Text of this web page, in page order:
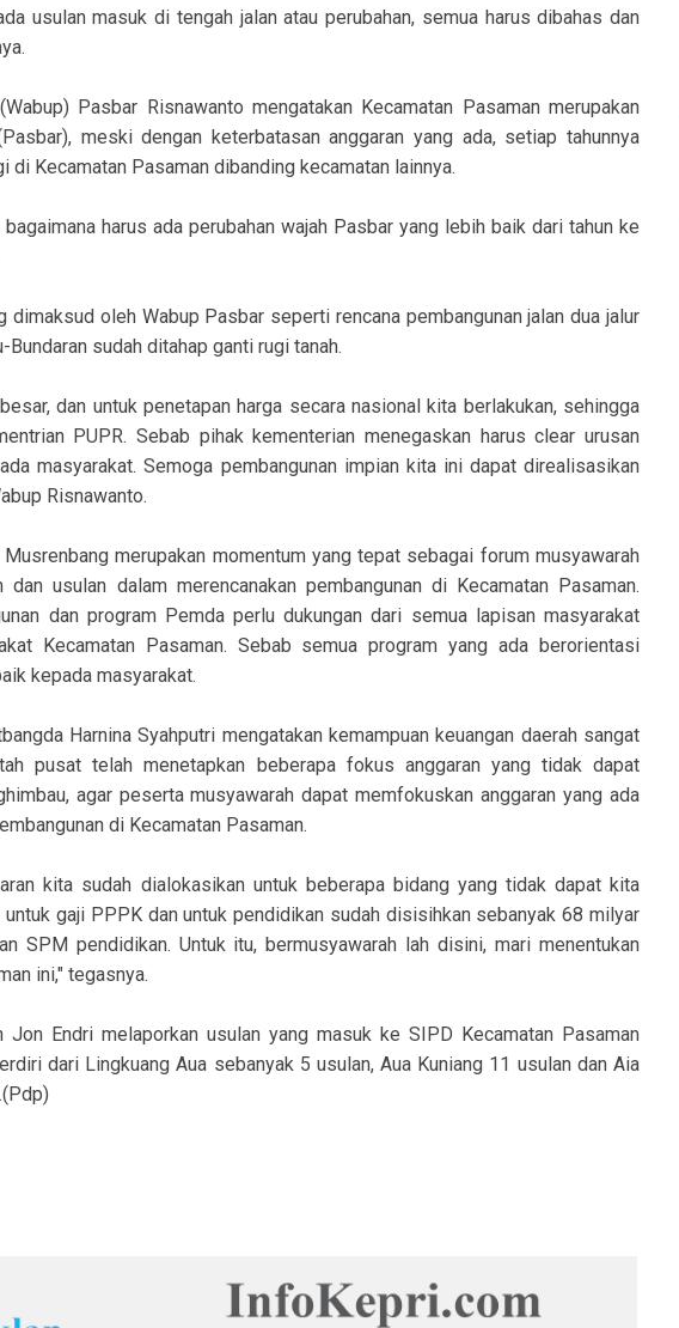
usulan masuk di tengah jalan atau perubahan, semua harus dibahas dan
Pasbar Risnawanto mengatakan Kecamatan Pasaman merupakan
meski dengan keterbatasan anggaran yang ada, setiap tahunnya
di Kecamatan Pasaman dibanding kecamatan lainnya.
harus ada perubahan wajah Pasbar yang lebih baik dari tahun ke
dimaksud oleh Wabup Pasbar seperti rencana pembangunan jalan dua jalur
Bundaran sudah ditahap ganti rugi tanah.
dan untuk penetapan harga secara nasional kita berlakukan, sehingga
PUPR. Sebab pihak kementerian menegaskan harus clear urusan
masyarakat. Semoga pembangunan impian kita ini dapat direalisasikan
Risnawanto.
merupakan momentum yang tepat sebagai forum musyawarah
dan usulan dalam merencanakan pembangunan di Kecamatan Pasaman.
dan program Pemda perlu dukungan dari semua lapisan masyarakat
Kecamatan Pasaman. Sebab semua program yang ada berorientasi
kepada masyarakat.
Harnina Syahputri mengatakan kemampuan keuangan daerah sangat
pusat telah menetapkan beberapa fokus anggaran yang tidak dapat
agar peserta musyawarah dapat memfokuskan anggaran yang ada
di Kecamatan Pasaman.
kita sudah dialokasikan untuk beberapa bidang yang tidak dapat kita
gaji PPPK dan untuk pendidikan sudah disisihkan sebanyak 68 milyar
SPM pendidikan. Untuk itu, bermusyawarah lah disini, mari menentukan
ini," tegasnya.
Jon Endri melaporkan usulan yang masuk ke SIPD Kecamatan Pasaman
dari Lingkuang Aua sebanyak 5 usulan, Aua Kuniang 11 usulan dan Aia